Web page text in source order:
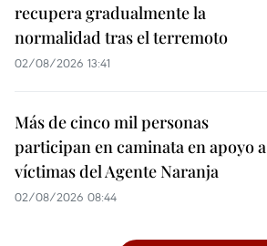
recupera gradualmente la
normalidad tras el terremoto
02/08/2026 13:41
Más de cinco mil personas
participan en caminata en apoyo a
víctimas del Agente Naranja
02/08/2026 08:44